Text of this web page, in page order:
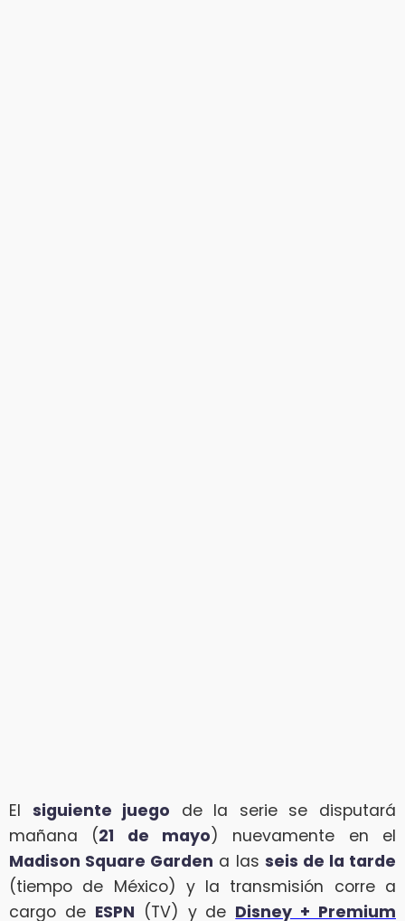
El siguiente juego de la serie se disputará
mañana (21 de mayo) nuevamente en el
Madison Square Garden a las seis de la tarde
(tiempo de México) y la transmisión corre a
cargo de ESPN (TV) y de Disney + Premium